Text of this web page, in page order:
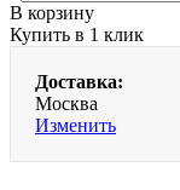
В корзину
Купить в 1 клик
Доставка:
Москва
Изменить